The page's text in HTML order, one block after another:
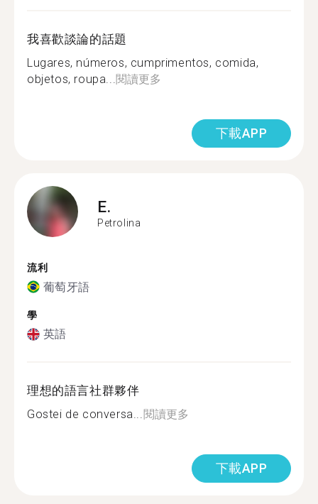
我喜歡談論的話題
Lugares, números, cumprimentos, comida,
objetos, roupa...閱讀更多
下載APP
E.
Petrolina
流利
葡萄牙語
學
英語
理想的語言社群夥伴
Gostei de conversa...閱讀更多
下載APP